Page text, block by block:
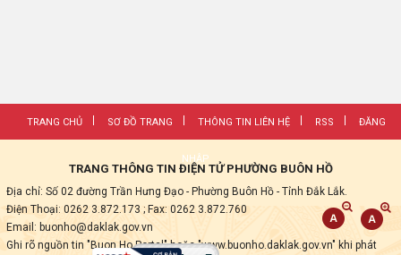
TRANG CHỦ SƠ ĐỒ TRANG THÔNG TIN LIÊN HỆ RSS ĐĂNG
NHẬP
TRANG THÔNG TIN ĐIỆN TỬ PHƯỜNG BUÔN HỒ
Địa chỉ: Số 02 đường Trần Hưng Đạo - Phường Buôn Hồ - Tỉnh Đắk Lắk.
Điện Thoại: 0262 3.872.173 ; Fax: 0262 3.872.760
Email: buonho@daklak.gov.vn
Ghi rõ nguồn tin "Buon Ho Portal" hoặc "www.buonho.daklak.gov.vn" khi phát